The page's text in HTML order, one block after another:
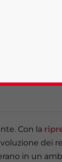
opzioni di
Con la
dei
in un
Statement for